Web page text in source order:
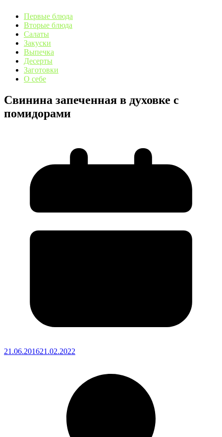
Первые блюда
Вторые блюда
Салаты
Закуски
Выпечка
Десерты
Заготовки
О себе
Свинина запеченная в духовке с
помидорами
21.06.201621.02.2022